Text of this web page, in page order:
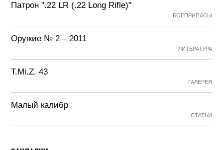
Патрон ".22 LR (.22 Long Rifle)"
БОЕПРИПАСЫ
Оружие № 2 – 2011
ЛИТЕРАТУРА
T.Mi.Z. 43
ГАЛЕРЕЯ
Малый калибр
СТАТЬИ